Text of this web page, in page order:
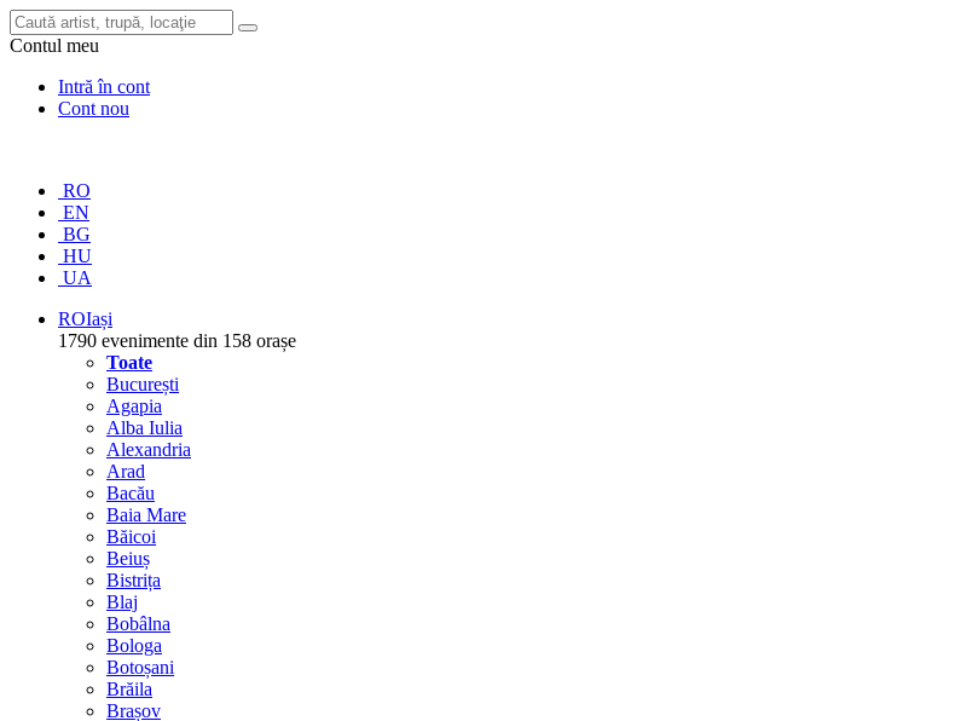
Contul meu
Intră în cont
Cont nou
RO
EN
BG
HU
UA
ROIași
1790 evenimente din 158 orașe
Toate
București
Agapia
Alba Iulia
Alexandria
Arad
Bacău
Baia Mare
Băicoi
Beiuș
Bistrița
Blaj
Bobâlna
Bologa
Botoșani
Brăila
Brașov